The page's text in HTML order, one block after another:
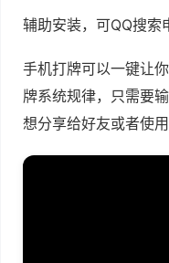
辅助安装，可QQ搜
手机打牌可以一键让
牌系统规律，只需要
想分享给好友或者使